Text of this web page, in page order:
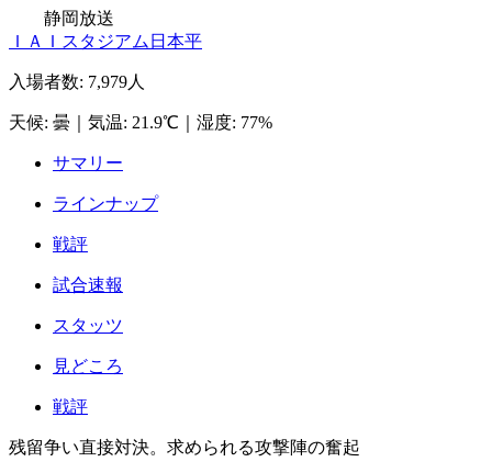
静岡放送
ＩＡＩスタジアム日本平
入場者数: 7,979人
天候: 曇 気温: 21.9℃ 湿度: 77%
サマリー
ラインナップ
戦評
試合速報
スタッツ
見どころ
戦評
残留争い直接対決。求められる攻撃陣の奮起